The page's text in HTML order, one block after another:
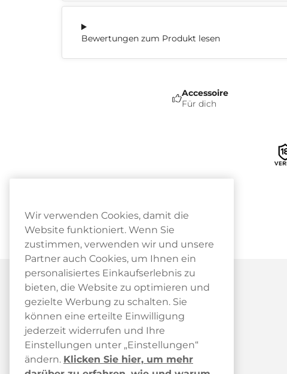
Bewertungen zum Produkt lesen
Accessoire
Für dich
Kundendienst
Kundendienst
Wir verwenden Cookies, damit die
Website funktioniert. Wenn Sie
zustimmen, verwenden wir und unsere
Partner auch Cookies, um Ihnen ein
personalisiertes Einkaufserlebnis zu
bieten, die Website zu optimieren und
gezielte Werbung zu schalten. Sie
können eine erteilte Einwilligung
jederzeit widerrufen und Ihre
Einstellungen unter „Einstellungen“
ändern. Klicken Sie hier, um mehr